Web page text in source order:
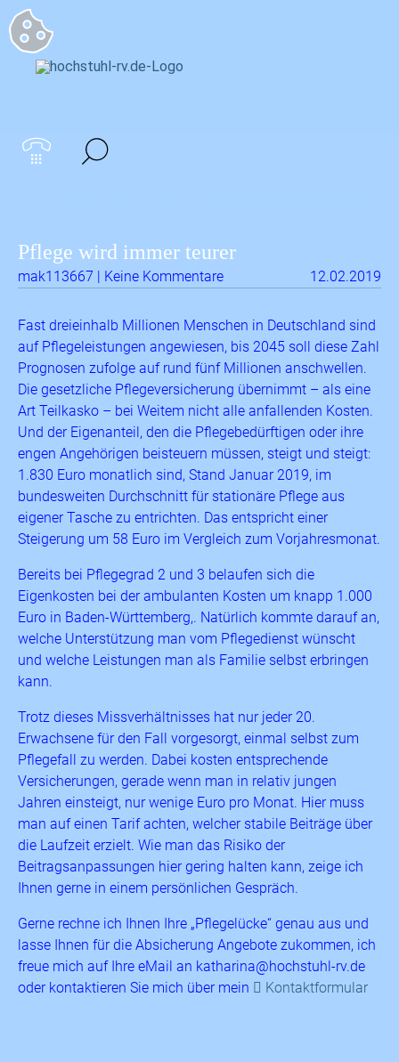
Pflege wird immer teurer
mak113667 | Keine Kommentare 12.02.2019
Fast dreieinhalb Millionen Menschen in Deutschland sind
auf Pflegeleistungen angewiesen, bis 2045 soll diese Zahl
Prognosen zufolge auf rund fünf Millionen anschwellen.
Die gesetzliche Pflegeversicherung übernimmt – als eine
Art Teilkasko – bei Weitem nicht alle anfallenden Kosten.
Und der Eigenanteil, den die Pflegebedürftigen oder ihre
engen Angehörigen beisteuern müssen, steigt und steigt:
1.830 Euro monatlich sind, Stand Januar 2019, im
bundesweiten Durchschnitt für stationäre Pflege aus
eigener Tasche zu entrichten. Das entspricht einer
Steigerung um 58 Euro im Vergleich zum Vorjahresmonat.
Bereits bei Pflegegrad 2 und 3 belaufen sich die
Eigenkosten bei der ambulanten Kosten um knapp 1.000
Euro in Baden-Württemberg,. Natürlich kommte darauf an,
welche Unterstützung man vom Pflegedienst wünscht
und welche Leistungen man als Familie selbst erbringen
kann.
Trotz dieses Missverhältnisses hat nur jeder 20.
Erwachsene für den Fall vorgesorgt, einmal selbst zum
Pflegefall zu werden. Dabei kosten entsprechende
Versicherungen, gerade wenn man in relativ jungen
Jahren einsteigt, nur wenige Euro pro Monat. Hier muss
man auf einen Tarif achten, welcher stabile Beiträge über
die Laufzeit erzielt. Wie man das Risiko der
Beitragsanpassungen hier gering halten kann, zeige ich
Ihnen gerne in einem persönlichen Gespräch.
Gerne rechne ich Ihnen Ihre „Pflegelücke“ genau aus und
lasse Ihnen für die Absicherung Angebote zukommen, ich
freue mich auf Ihre eMail an katharina@hochstuhl-rv.de
oder kontaktieren Sie mich über mein
Kontaktformular